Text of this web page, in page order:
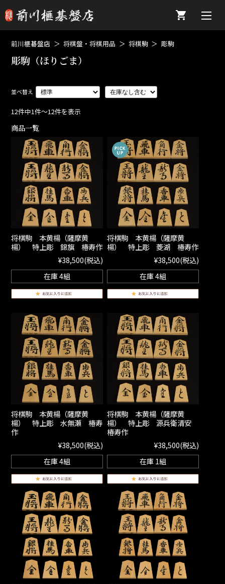
前川榧碁盤店 将棋盤・将棋用品 将棋駒 彫駒
彫駒（ほりごま）
12件中1件～12件を表示
商品一覧
将棋駒 本黄楊（薩摩黄
楊） 特上彫 錦旗 椿寿作
¥38,500(税込)
在庫 4組
将棋駒 本黄楊（薩摩黄
楊） 特上彫 菱湖 椿寿作
¥38,500(税込)
在庫 4組
将棋駒 本黄楊（薩摩黄
楊） 特上彫 水無瀬 椿寿
作
¥38,500(税込)
在庫 4組
将棋駒 本黄楊（薩摩黄
楊） 特上彫 源兵衛清安
椿寿作
¥38,500(税込)
在庫 1組